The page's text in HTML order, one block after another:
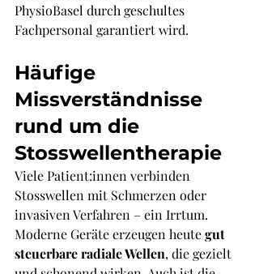
PhysioBasel durch geschultes
Fachpersonal garantiert wird.
Häufige
Missverständnisse
rund um die
Stosswellentherapie
Viele Patient:innen verbinden
Stosswellen mit Schmerzen oder
invasiven Verfahren – ein Irrtum.
Moderne Geräte erzeugen heute gut
steuerbare radiale Wellen, die gezielt